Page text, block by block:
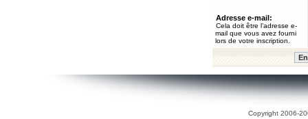
Adresse e-mail:
Cela doit être l’adresse e-
mail que vous avez fourni
lors de votre inscription.
Copyright 2006-